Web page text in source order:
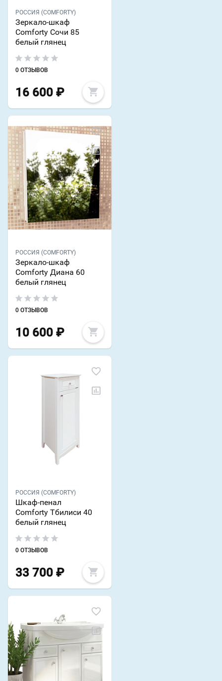
РОССИЯ (COMFORTY)
Зеркало-шкаф
Comforty Сочи 85
белый глянец
0 ОТЗЫВОВ
16 600 ₽
РОССИЯ (COMFORTY)
Зеркало-шкаф
Comforty Диана 60
белый глянец
0 ОТЗЫВОВ
10 600 ₽
РОССИЯ (COMFORTY)
Шкаф-пенал
Comforty Тбилиси 40
белый глянец
0 ОТЗЫВОВ
33 700 ₽